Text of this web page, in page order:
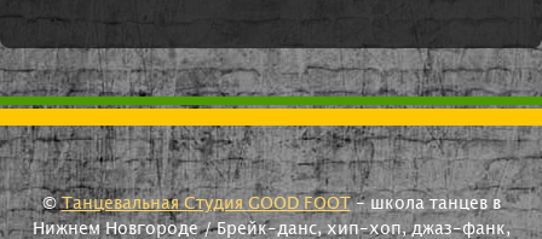
©Танцевальная Студия GOOD FOOT- школа танцев в
Нижнем Новгороде / Брейк-данс, хип-хоп, джаз-фанк,